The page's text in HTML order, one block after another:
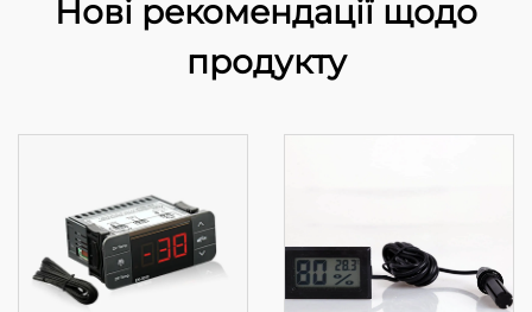
Нові рекомендації щодо
продукту